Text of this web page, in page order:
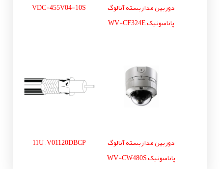
دوربین مداربسته آنالوگ
پاناسونیک WV-CF324E
VDC-455V04-10S
دوربین مداربسته آنالوگ
پاناسونیک WV-CW480S
11U – V01120DBCP